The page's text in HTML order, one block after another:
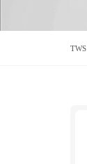
TWS